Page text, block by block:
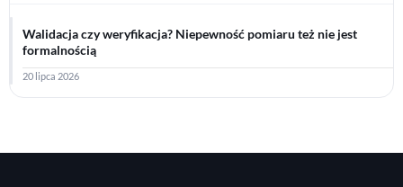
Walidacja czy weryfikacja? Niepewność pomiaru też nie jest
formalnością
20 lipca 2026